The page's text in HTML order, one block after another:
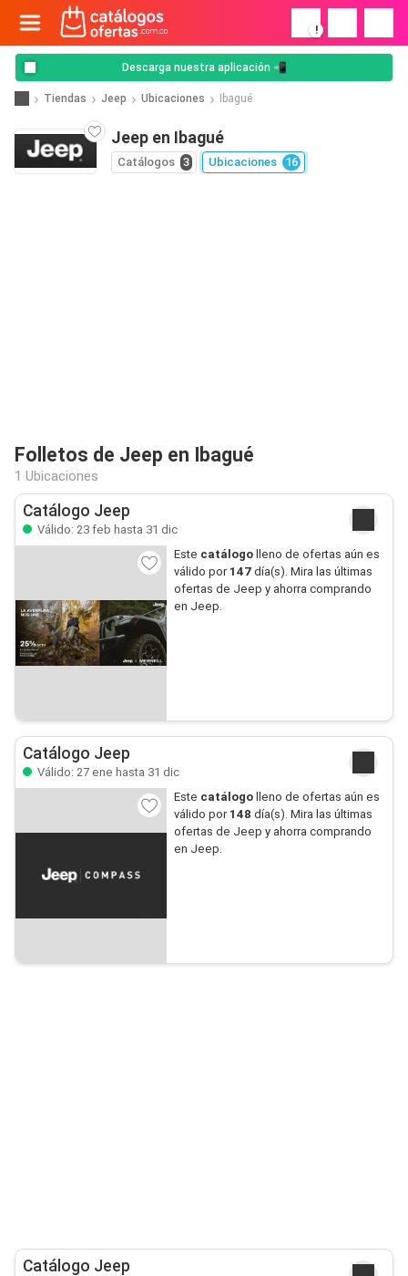
!
Descarga nuestra aplicación 📲
Tiendas Jeep Ubicaciones Ibagué
Jeep en Ibagué
Catálogos 3 Ubicaciones 16
Folletos de Jeep en Ibagué
1 Ubicaciones
Catálogo Jeep
Válido: 23 feb hasta 31 dic
Este catálogolleno de ofertas aún es
válido por 147día(s). Mira las últimas
ofertas de Jeep y ahorra comprando
en Jeep.
Catálogo Jeep
Válido: 27 ene hasta 31 dic
Este catálogolleno de ofertas aún es
válido por 148 día(s). Mira las últimas
ofertas de Jeep y ahorra comprando
en Jeep.
Catálogo Jeep